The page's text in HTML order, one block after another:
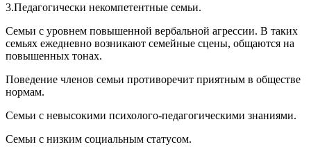
3.Педагогически некомпетентные семьи.
Семьи с уровнем повышенной вербальной агрессии. В таких
семьях ежедневно возникают семейные сцены, общаются на
повышенных тонах.
Поведение членов семьи противоречит приятным в обществе
нормам.
Семьи с невысокими психолого-педагогическими знаниями.
Семьи с низким социальным статусом.